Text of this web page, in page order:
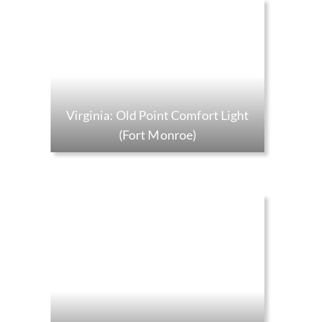
Virginia: Old Point Comfort Light
(Fort Monroe)